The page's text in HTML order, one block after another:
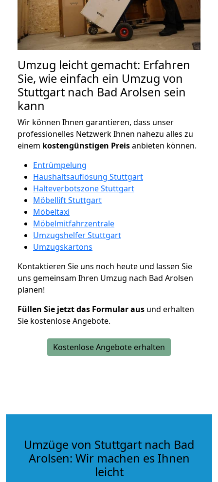
Umzug leicht gemacht: Erfahren
Sie, wie einfach ein Umzug von
Stuttgart nach Bad Arolsen sein
kann
Wir können Ihnen garantieren, dass unser
professionelles Netzwerk Ihnen nahezu alles zu
einem kostengünstigen Preisanbieten können.
Entrümpelung
Haushaltsauflösung Stuttgart
Halteverbotszone Stuttgart
Möbellift Stuttgart
Möbeltaxi
Möbelmitfahrzentrale
Umzugshelfer Stuttgart
Umzugskartons
Kontaktieren Sie uns noch heute und lassen Sie
uns gemeinsam Ihren Umzug nach Bad Arolsen
planen!
Füllen Sie jetzt das Formular aus und erhalten
Sie kostenlose Angebote.
Kostenlose Angebote erhalten
Umzüge von Stuttgart nach Bad
Arolsen: Wir machen es Ihnen
leicht